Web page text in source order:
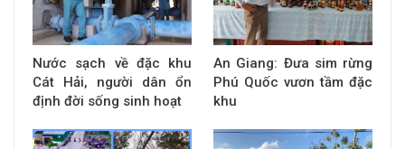
Nước sạch về đặc khu
Cát Hải, người dân ổn
định đời sống sinh hoạt
An Giang: Đưa sim rừng
Phú Quốc vươn tầm đặc
khu